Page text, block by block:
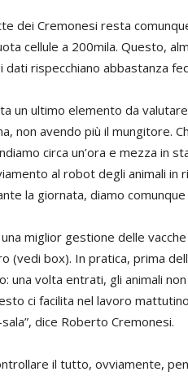
dei Cremonesi resta
cellule a 200mila. Questo,
dati rispecchiano abbastanza
un ultimo elemento da
non avendo più il mungitore.
circa un’ora e mezza in
al robot degli animali
la giornata, diamo comunque
miglior gestione delle
(vedi box). In pratica, prima
una volta entrati, gli animali
ci facilita nel lavoro
dice Roberto Cremonesi.
il tutto, ovviamente,